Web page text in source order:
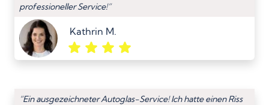
professioneller Service!”
Kathrin M.
“Ein ausgezeichneter Autoglas-Service! Ich hatte einen Riss